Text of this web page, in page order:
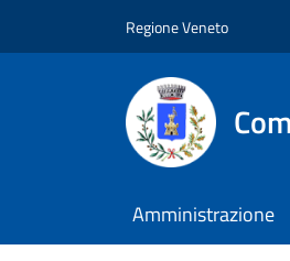
Regione Veneto
Amministrazione